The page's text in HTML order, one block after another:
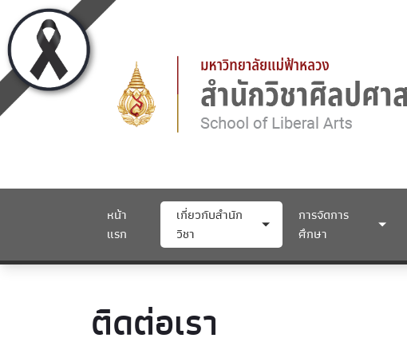
หน้า
แรก
เกี่ยวกับสำนัก
วิชา
การจัดการ
ศึกษา
ติดต่อเรา